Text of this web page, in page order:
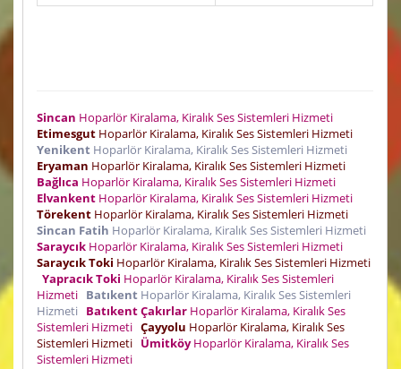
Sincan Hoparlör Kiralama, Kiralık Ses Sistemleri Hizmeti
Etimesgut Hoparlör Kiralama, Kiralık Ses Sistemleri Hizmeti
Yenikent Hoparlör Kiralama, Kiralık Ses Sistemleri Hizmeti
Eryaman Hoparlör Kiralama, Kiralık Ses Sistemleri Hizmeti
Bağlıca Hoparlör Kiralama, Kiralık Ses Sistemleri Hizmeti
Elvankent Hoparlör Kiralama, Kiralık Ses Sistemleri Hizmeti
Törekent Hoparlör Kiralama, Kiralık Ses Sistemleri Hizmeti
Sincan Fatih Hoparlör Kiralama, Kiralık Ses Sistemleri Hizmeti
Saraycık Hoparlör Kiralama, Kiralık Ses Sistemleri Hizmeti
Saraycık Toki Hoparlör Kiralama, Kiralık Ses Sistemleri Hizmeti
Yapracık Toki Hoparlör Kiralama, Kiralık Ses Sistemleri
Hizmeti Batıkent Hoparlör Kiralama, Kiralık Ses Sistemleri
Hizmeti
Batıkent Çakırlar Hoparlör Kiralama, Kiralık Ses
Sistemleri Hizmeti Çayyolu Hoparlör Kiralama, Kiralık Ses
Sistemleri Hizmeti ÜmitköyHoparlör Kiralama, Kiralık Ses
Sistemleri Hizmeti